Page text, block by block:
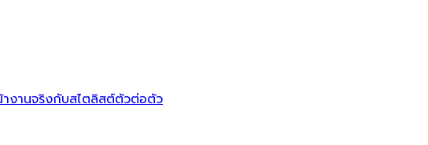
งานจริงกับสไตลิสต์ตัวต่อตัว